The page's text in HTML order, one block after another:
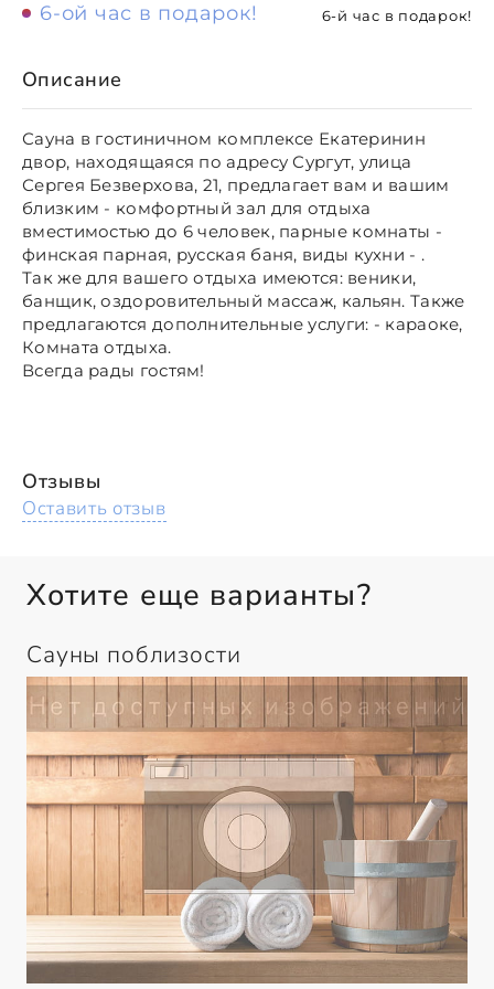
Описание
Сауна в гостиничном комплексе Екатеринин
двор, находящаяся по адресу Сургут, улица
Сергея Безверхова, 21, предлагает вам и вашим
близким - комфортный зал для отдыха
вместимостью до 6 человек, парные комнаты -
финская парная, русская баня, виды кухни - .
Так же для вашего отдыха имеются: веники,
банщик, оздоровительный массаж, кальян. Также
предлагаются дополнительные услуги: - караоке,
Комната отдыха.
Всегда рады гостям!
6-ой час в подарок! 6-й час в подарок!
Отзывы
Оставить отзыв
Хотите еще варианты?
Сауны поблизости